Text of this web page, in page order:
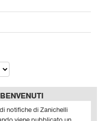
notifiche di Zanichelli